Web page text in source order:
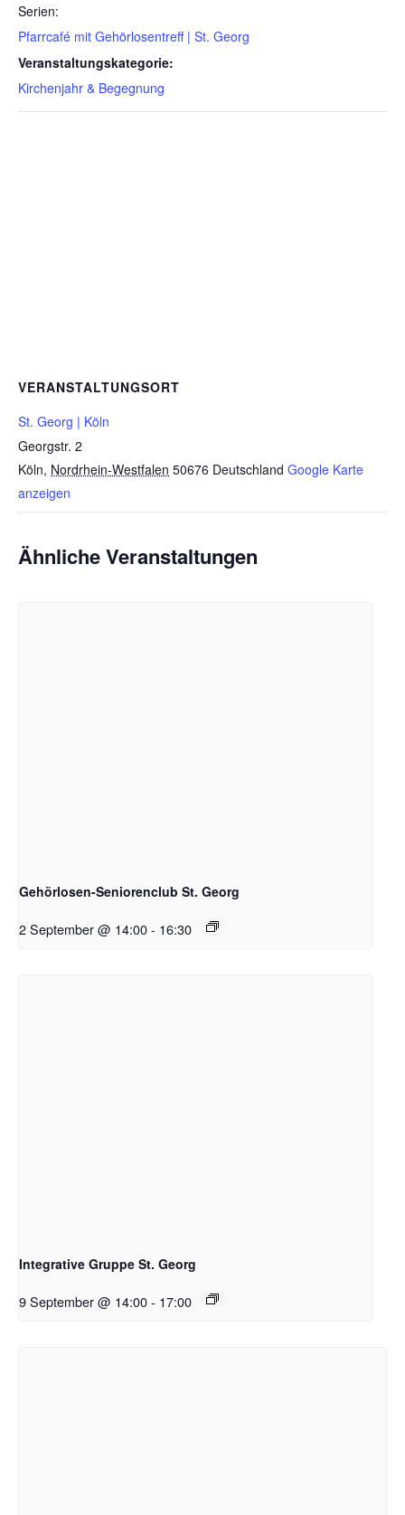
Serien:
Pfarrcafé mit Gehörlosentreff | St. Georg
Veranstaltungskategorie:
Kirchenjahr & Begegnung
VERANSTALTUNGSORT
St. Georg | Köln
Georgstr. 2
Köln, Nordrhein-Westfalen 50676 Deutschland Google Karte
anzeigen
Ähnliche Veranstaltungen
Gehörlosen-Seniorenclub St. Georg
2 September @ 14:00- 16:30
Integrative Gruppe St. Georg
9 September @ 14:00- 17:00